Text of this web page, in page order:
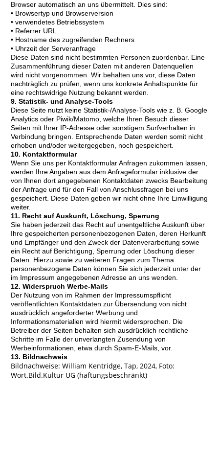
Browser automatisch an uns übermittelt. Dies sind:
• Browsertyp und Browserversion
• verwendetes Betriebssystem
• Referrer URL
• Hostname des zugreifenden Rechners
• Uhrzeit der Serveranfrage
Diese Daten sind nicht bestimmten Personen zuordenbar. Eine
Zusammenführung dieser Daten mit anderen Datenquellen
wird nicht vorgenommen. Wir behalten uns vor, diese Daten
nachträglich zu prüfen, wenn uns konkrete Anhaltspunkte für
eine rechtswidrige Nutzung bekannt werden.
9. Statistik- und Analyse-Tools
Diese Seite nutzt keine Statistik-/Analyse-Tools wie z. B. Google
Analytics oder Piwik/Matomo, welche Ihren Besuch dieser
Seiten mit Ihrer IP-Adresse oder sonstigem Surfverhalten in
Verbindung bringen. Entsprechende Daten werden somit nicht
erhoben und/oder weitergegeben, noch gespeichert.
10. Kontaktformular
Wenn Sie uns per Kontaktformular Anfragen zukommen lassen,
werden Ihre Angaben aus dem Anfrageformular inklusive der
von Ihnen dort angegebenen Kontaktdaten zwecks Bearbeitung
der Anfrage und für den Fall von Anschlussfragen bei uns
gespeichert. Diese Daten geben wir nicht ohne Ihre Einwilligung
weiter.
11. Recht auf Auskunft, Löschung, Sperrung
Sie haben jederzeit das Recht auf unentgeltliche Auskunft über
Ihre gespeicherten personenbezogenen Daten, deren Herkunft
und Empfänger und den Zweck der Datenverarbeitung sowie
ein Recht auf Berichtigung, Sperrung oder Löschung dieser
Daten. Hierzu sowie zu weiteren Fragen zum Thema
personenbezogene Daten können Sie sich jederzeit unter der
im Impressum angegebenen Adresse an uns wenden.
12. Widerspruch Werbe-Mails
Der Nutzung von im Rahmen der Impressumspflicht
veröffentlichten Kontaktdaten zur Übersendung von nicht
ausdrücklich angeforderter Werbung und
Informationsmaterialien wird hiermit widersprochen. Die
Betreiber der Seiten behalten sich ausdrücklich rechtliche
Schritte im Falle der unverlangten Zusendung von
Werbeinformationen, etwa durch Spam-E-Mails, vor.
13. Bildnachweis
Bildnachweise: William Kentridge, Tap, 2024, Foto:
Wort.Bild.Kultur UG (haftungsbeschränkt)